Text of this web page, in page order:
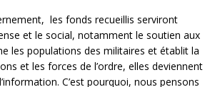
les fonds recueillis serviront
et le social, notamment le soutien aux
les populations des militaires et établit la
et les forces de l’ordre, elles deviennent
C’est pourquoi, nous pensons